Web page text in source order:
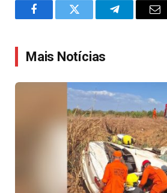
FacebookTwitter Telegram
Mais Notícias